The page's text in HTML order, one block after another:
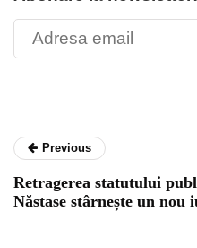
Previous
Retragerea statutului
Năstase stârnește un nou